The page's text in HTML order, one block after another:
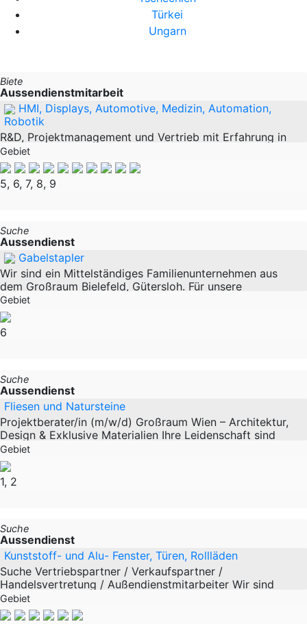
Türkei
Ungarn
Biete
Aussendienstmitarbeit
HMI, Displays, Automotive, Medizin, Automation,
Robotik
R&D, Projektmanagement und Vertrieb mit Erfahrung in
verschiedenen Branchen. Dieses Wissen und Synergie
würde ich nun gerne als Bindeglied für die Erschließung
neuer Marktsegmente und Aufbau neuer
Gebiet
5, 6, 7, 8, 9
Suche
Aussendienst
Gabelstapler
Wir sind ein Mittelständiges Familienunternehmen aus
dem Großraum Bielefeld, Gütersloh. Für unsere
Niederlassung im Großraum Frankfurt suchen wir einen
Mitarbeiter für den Außendienst /
Gebiet
6
Suche
Aussendienst
Fliesen und Natursteine
Projektberater/in (m/w/d) Großraum Wien – Architektur,
Design & Exklusive Materialien Ihre Leidenschaft sind
Architektur, Design und edle Materialien? Dann haben wir
die passende Herausforderung
Gebiet
1, 2
Suche
Aussendienst
Kunststoff- und Alu- Fenster, Türen, Rollläden
Suche Vertriebspartner / Verkaufspartner /
Handelsvertretung / Außendienstmitarbeiter Wir sind
polnischer Hersteller von hochwertigen Produkten aus
Kunststoff und Aluminium (Fenster, Türen,
Gebiet